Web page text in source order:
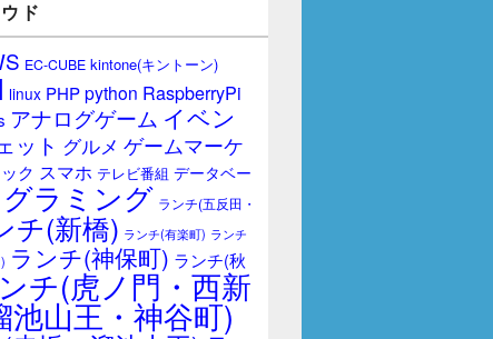
ド
EC-CUBE kintone(キントーン)
linux PHPpython RaspberryPi
アナログゲーム イベン
ット グルメ ゲームマーケ
ク スマホ テレビ番組 データベー
ラミング ランチ(五反田・
チ(新橋) ランチ(有楽町) ランチ
ランチ(神保町) ランチ(秋
チ(虎ノ門・西新
池山王・神谷町)